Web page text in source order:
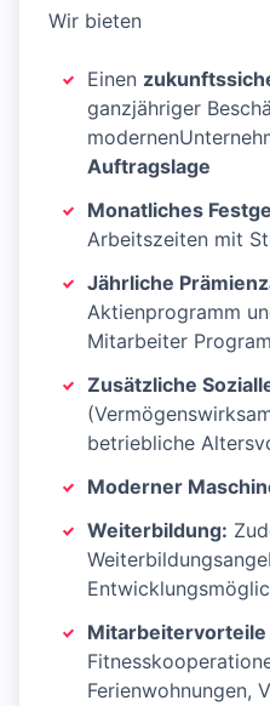
Wir bieten
Einen
ganzjähriger
Auftragslage
Monatliches
Arbeitszeiten mit
Jährliche
Aktienprogramm
Mitarbeiter
Zusätzliche
betriebliche
Moderner
Weiterbildung:
Mitarbeitervorteile
Ferienwohnungen,